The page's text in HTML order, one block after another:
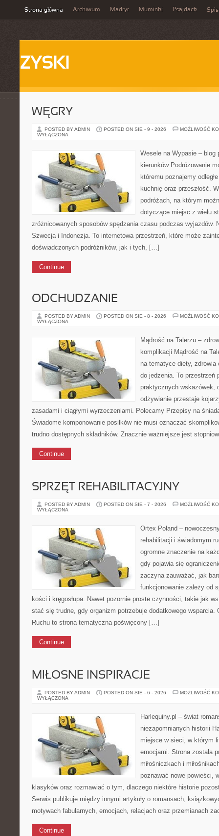
Strona główna Archiwum Madryt Muminki Psajdack Spis
ZYSKI
WĘGRY
POSTED BY ADMIN POSTED ON SIE - 9 - 2026
MOŻLIWOŚĆ
WYŁĄCZONA
Wesele na Wypasie – blog
kierunków Podróżowanie
któremu poznajemy
kuchnię oraz przeszłość.
podróżach, na którym
dotyczące miejsc z wielu
zróżnicowanych sposobów spędzania czasu podczas wyjazdów.
Szwecja i Indonezja. To internetowa przestrzeń, które może
doświadczonych podróżników, jak i tych, […]
Continue
ODCHUDZANIE
POSTED BY ADMIN POSTED ON SIE - 8 - 2026
MOŻLIWOŚĆ
WYŁĄCZONA
Mądrość na Talerzu –
komplikacji Mądrość na
na tematyce diety,
do jedzenia. To przestrzeń
praktycznych wskazówek,
odżywianie przestaje
zasadami i ciągłymi wyrzeczeniami. Polecamy Przepisy na
Świadome komponowanie posiłków nie musi oznaczać
trudno dostępnych składników. Znacznie ważniejsze jest
Continue
SPRZĘT REHABILITACYJNY
POSTED BY ADMIN POSTED ON SIE - 7 - 2026
MOŻLIWOŚĆ
WYŁĄCZONA
Ortex Poland –
rehabilitacji i świadomym
ogromne znaczenie na
gdy pojawia się
zaczyna zauważać, jak
funkcjonowanie zależy od
kości i kręgosłupa. Nawet pozornie proste czynności, takie jak
stać się trudne, gdy organizm potrzebuje dodatkowego wsparcia.
Ruchu to strona tematyczna poświęcony […]
Continue
MIŁOSNE INSPIRACJE
POSTED BY ADMIN POSTED ON SIE - 6 - 2026
MOŻLIWOŚĆ
WYŁĄCZONA
Harlequiny.pl – świat
niezapomnianych historii
miejsce w sieci, w którym
emocjami. Strona została
miłośniczkach i
poznawać nowe powieści,
klasyków oraz rozmawiać o tym, dlaczego niektóre historie
Serwis publikuje między innymi artykuły o romansach,
motywach fabularnych, emocjach, relacjach oraz przemianach
Continue